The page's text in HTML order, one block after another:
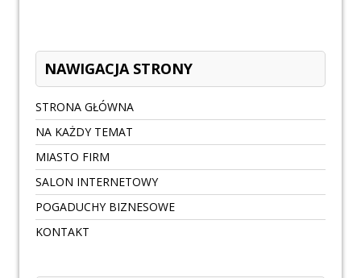
NAWIGACJA STRONY
STRONA GŁÓWNA
NA KAŻDY TEMAT
MIASTO FIRM
SALON INTERNETOWY
POGADUCHY BIZNESOWE
KONTAKT